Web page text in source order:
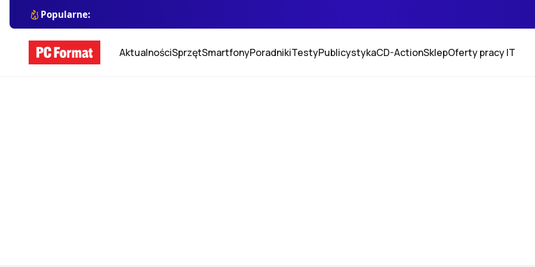
Popularne:
AktualnościSprzętSmartfonyPoradnikiTestyPublicystykaCD-ActionSklepOferty pracy IT